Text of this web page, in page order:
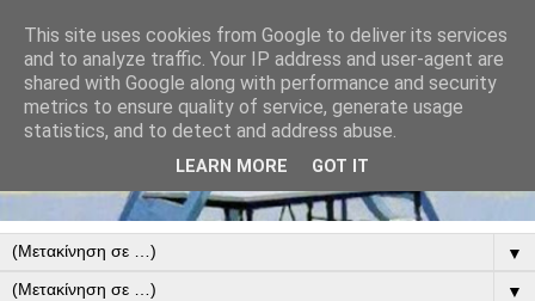
▼
▼
This site uses cookies from Google to deliver its services
and to analyze traffic. Your IP address and user-agent are
shared with Google along with performance and security
metrics to ensure quality of service, generate usage
statistics, and to detect and address abuse.
LEARN MORE GOT IT